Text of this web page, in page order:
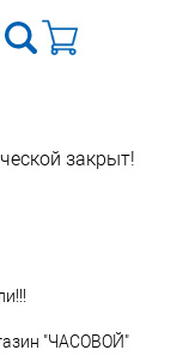
закрыт!
"ЧАСОВОЙ"